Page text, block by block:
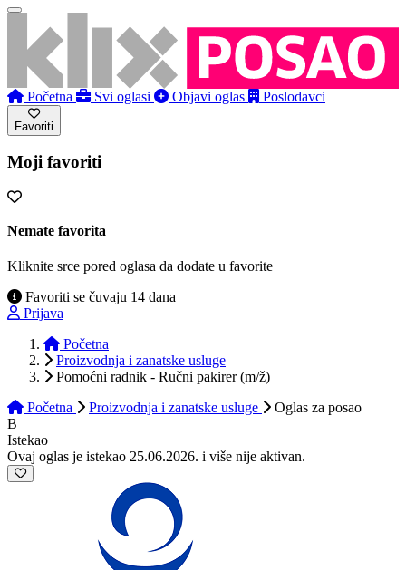
Početna Svi oglasi Objavi oglas Poslodavci
Favoriti
Moji favoriti
Nemate favorita
Kliknite srce pored oglasa da dodate u favorite
Favoriti se čuvaju 14 dana
Prijava
Početna
Proizvodnja i zanatske usluge
Pomoćni radnik - Ručni pakirer (m/ž)
Početna
Proizvodnja i zanatske usluge Oglas za posao
B
Istekao
Ovaj oglas je istekao 25.06.2026. i više nije aktivan.